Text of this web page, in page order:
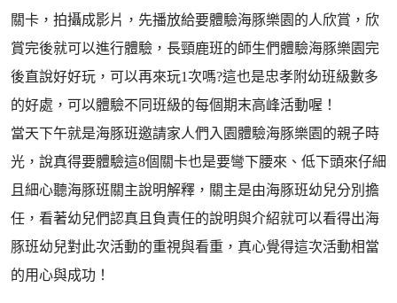
關卡，拍攝成影片，先播放給要體驗海豚樂園的人欣賞，欣
賞完後就可以進行體驗，長頸鹿班的師生們體驗海豚樂園完
後直說好好玩，可以再來玩1次嗎?這也是忠孝附幼班級數多
的好處，可以體驗不同班級的每個期末高峰活動喔！
當天下午就是海豚班邀請家人們入園體驗海豚樂園的親子時
光，說真得要體驗這8個關卡也是要彎下腰來、低下頭來仔細
且細心聽海豚班關主說明解釋，關主是由海豚班幼兒分別擔
任，看著幼兒們認真且負責任的說明與介紹就可以看得出海
豚班幼兒對此次活動的重視與看重，真心覺得這次活動相當
的用心與成功！